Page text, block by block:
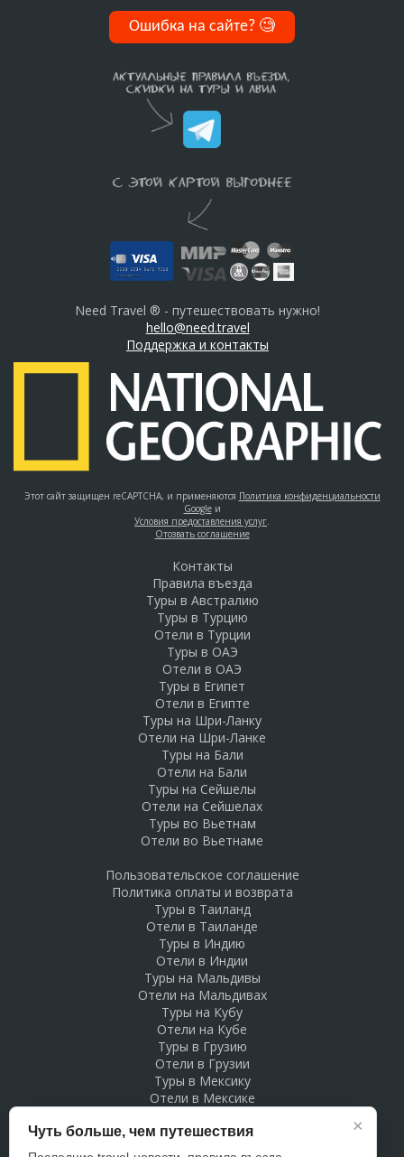
Ошибка на сайте? 🧐
Need Travel ® - путешествовать нужно!
hello@need.travel
Поддержка и контакты
Этот сайт защищен reCAPTCHA, и применяются Политика конфиденциальности
Googleи
Условия предоставления услуг.
Отозвать соглашение
Контакты
Правила въезда
Туры в Австралию
Туры в Турцию
Отели в Турции
Туры в ОАЭ
Отели в ОАЭ
Туры в Египет
Отели в Египте
Туры на Шри-Ланку
Отели на Шри-Ланке
Туры на Бали
Отели на Бали
Туры на Сейшелы
Отели на Сейшелах
Туры во Вьетнам
Отели во Вьетнаме
Пользовательское соглашение
Политика оплаты и возврата
Туры в Таиланд
Отели в Таиланде
Туры в Индию
Отели в Индии
Туры на Мальдивы
Отели на Мальдивах
Туры на Кубу
Отели на Кубе
Туры в Грузию
Отели в Грузии
Туры в Мексику
Отели в Мексике
Отели в Доминикане
×
Чуть больше, чем путешествия